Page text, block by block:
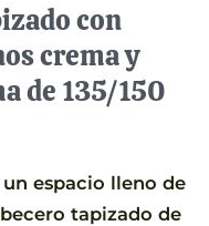
con
crema y
de 135/150
espacio lleno de
tapizado de